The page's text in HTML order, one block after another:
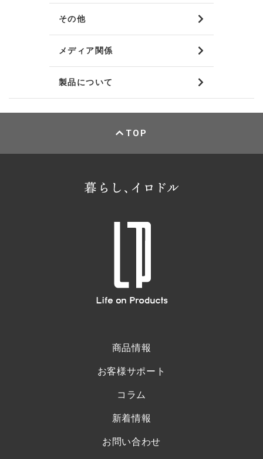
その他
メディア関係
製品について
TOP
商品情報
お客様サポート
コラム
新着情報
お問い合わせ